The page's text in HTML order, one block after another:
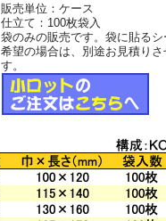
販売単位：ケース
仕立て：100枚袋入
袋のみの販売です。袋に貼る
希望の場合は、別途お見積りさ
す。